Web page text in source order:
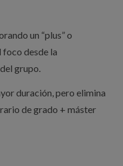
un “plus” o
desde la
grupo.
duración, pero elimina
de grado + máster